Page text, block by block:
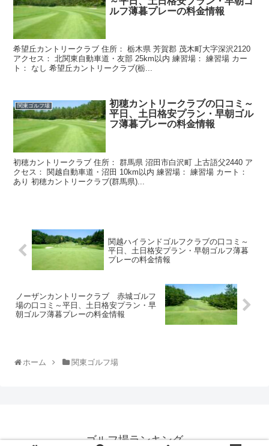
ルフ薄暮プレーの料金情報
希望丘カントリークラブ 住所： 栃木県 芳賀郡 茂木町大字深沢2120
アクセス： 北関東自動車道・友部 25km以内 練習場： 練習場 カー
ト： なし 希望丘カントリークラブ(栃...
関東ゴルフ場
初穂カントリークラブの口コミ～
平日、土日格安プラン・早朝ゴル
フ薄暮プレーの料金情報
初穂カントリークラブ 住所： 群馬県 沼田市白沢町 上古語父2440 ア
クセス： 関越自動車道・沼田 10km以内 練習場： 練習場 カート：
あり 初穂カントリークラブ(群馬県)...
関越ハイランドゴルフクラブの口コミ～
平日、土日格安プラン・早朝ゴルフ薄暮
プレーの料金情報
ノーザンカントリークラブ 赤城ゴルフ
場の口コミ～平日、土日格安プラン・早
朝ゴルフ薄暮プレーの料金情報
ホーム 関東ゴルフ場
ゴルフ場ランキング